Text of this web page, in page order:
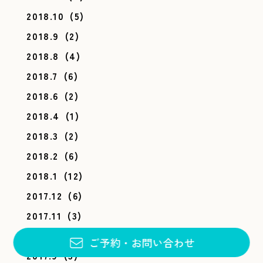
2018.10 (5)
2018.9 (2)
2018.8 (4)
2018.7 (6)
2018.6 (2)
2018.4 (1)
2018.3 (2)
2018.2 (6)
2018.1
(12)
2017.12 (6)
2017.11 (3)
(4)
2017.9(3)
ご予約 ・ お問い合わせ